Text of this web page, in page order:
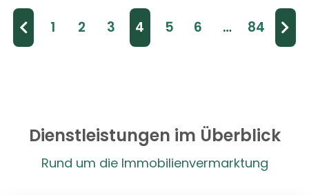
1 2 3 4 5 6 … 84
Dienstleistungen im Überblick
Rund um die Immobilienvermarktung